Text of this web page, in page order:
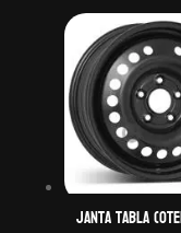
Janta tabla